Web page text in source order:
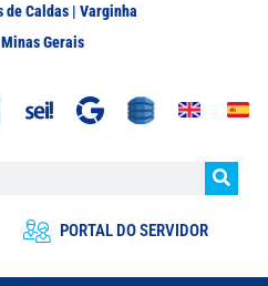
de Caldas | Varginha
Gerais
PORTAL DO SERVIDOR